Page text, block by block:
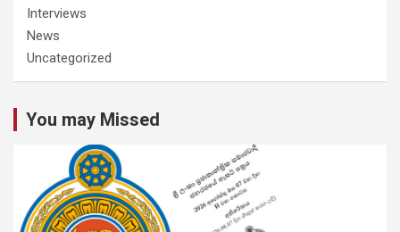
Interviews
News
Uncategorized
You may Missed